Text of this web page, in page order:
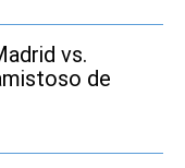
vs.
de